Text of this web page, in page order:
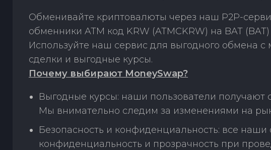
Обменивайте криптовалюты через наш P2P-
обменники ATM код KRW (ATMCKRW) на BAT
Используйте наш сервис для выгодного обмена
сделки и выгодные курсы.
Почему выбирают MoneySwap?
Выгодные курсы: наши пользователи получают
Мы внимательно следим за изменениями на
Безопасность и конфиденциальность: все
конфиденциальность и прозрачность при